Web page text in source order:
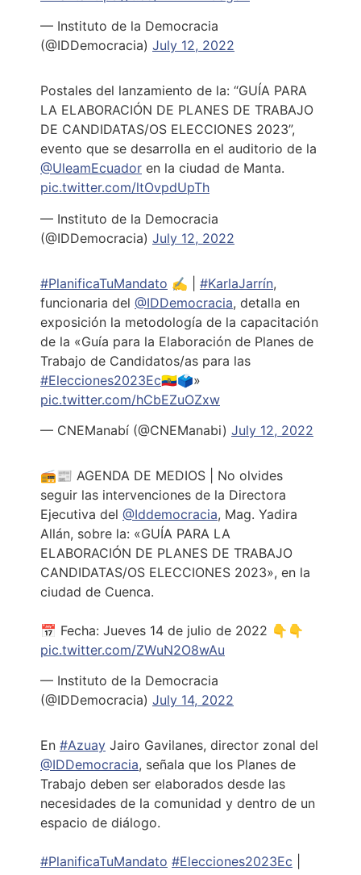
— Instituto de la Democracia
(@IDDemocracia) July 12, 2022
Postales del lanzamiento de la: “GUÍA PARA
LA ELABORACIÓN DE PLANES DE TRABAJO
DE CANDIDATAS/OS ELECCIONES 2023”,
evento que se desarrolla en el auditorio de la
@UleamEcuador en la ciudad de Manta.
pic.twitter.com/ltOvpdUpTh
— Instituto de la Democracia
(@IDDemocracia) July 12, 2022
#PlanificaTuMandato ✍ | #KarlaJarrín,
funcionaria del @IDDemocracia, detalla en
exposición la metodología de la capacitación
de la «Guía para la Elaboración de Planes de
Trabajo de Candidatos/as para las
#Elecciones2023Ec🇪🇨🗳»
pic.twitter.com/hCbEZuOZxw
— CNEManabí (@CNEManabi) July 12, 2022
📻📰 AGENDA DE MEDIOS | No olvides
seguir las intervenciones de la Directora
Ejecutiva del @Iddemocracia, Mag. Yadira
Allán, sobre la: «GUÍA PARA LA
ELABORACIÓN DE PLANES DE TRABAJO
CANDIDATAS/OS ELECCIONES 2023», en la
ciudad de Cuenca.
📅 Fecha: Jueves 14 de julio de 2022 👇👇
pic.twitter.com/ZWuN2O8wAu
— Instituto de la Democracia
(@IDDemocracia) July 14, 2022
En #Azuay Jairo Gavilanes, director zonal del
@IDDemocracia, señala que los Planes de
Trabajo deben ser elaborados desde las
necesidades de la comunidad y dentro de un
espacio de diálogo.
#PlanificaTuMandato #Elecciones2023Ec